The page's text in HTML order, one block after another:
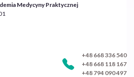
Medycyny Praktycznej
+48 668 336 540
+48 668 118 167
+48 794 090 497